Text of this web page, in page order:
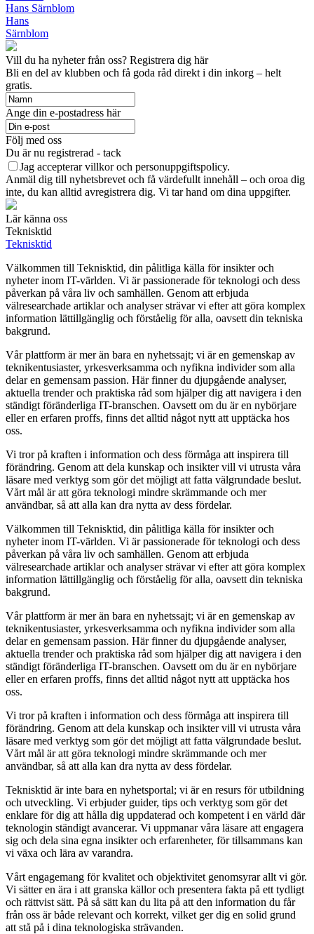
Hans Särnblom
Hans
Särnblom
Vill du ha nyheter från oss? Registrera dig här
Bli en del av klubben och få goda råd direkt i din inkorg – helt
gratis.
Ange din e-postadress här
Följ med oss
Du är nu registrerad - tack
Jag accepterar villkor och personuppgiftspolicy.
Anmäl dig till nyhetsbrevet och få värdefullt innehåll – och oroa dig
inte, du kan alltid avregistrera dig. Vi tar hand om dina uppgifter.
Lär känna oss
Teknisktid
Teknisktid
Välkommen till Teknisktid, din pålitliga källa för insikter och
nyheter inom IT-världen. Vi är passionerade för teknologi och dess
påverkan på våra liv och samhällen. Genom att erbjuda
välresearchade artiklar och analyser strävar vi efter att göra komplex
information lättillgänglig och förståelig för alla, oavsett din tekniska
bakgrund.
Vår plattform är mer än bara en nyhetssajt; vi är en gemenskap av
teknikentusiaster, yrkesverksamma och nyfikna individer som alla
delar en gemensam passion. Här finner du djupgående analyser,
aktuella trender och praktiska råd som hjälper dig att navigera i den
ständigt föränderliga IT-branschen. Oavsett om du är en nybörjare
eller en erfaren proffs, finns det alltid något nytt att upptäcka hos
oss.
Vi tror på kraften i information och dess förmåga att inspirera till
förändring. Genom att dela kunskap och insikter vill vi utrusta våra
läsare med verktyg som gör det möjligt att fatta välgrundade beslut.
Vårt mål är att göra teknologi mindre skrämmande och mer
användbar, så att alla kan dra nytta av dess fördelar.
Välkommen till Teknisktid, din pålitliga källa för insikter och
nyheter inom IT-världen. Vi är passionerade för teknologi och dess
påverkan på våra liv och samhällen. Genom att erbjuda
välresearchade artiklar och analyser strävar vi efter att göra komplex
information lättillgänglig och förståelig för alla, oavsett din tekniska
bakgrund.
Vår plattform är mer än bara en nyhetssajt; vi är en gemenskap av
teknikentusiaster, yrkesverksamma och nyfikna individer som alla
delar en gemensam passion. Här finner du djupgående analyser,
aktuella trender och praktiska råd som hjälper dig att navigera i den
ständigt föränderliga IT-branschen. Oavsett om du är en nybörjare
eller en erfaren proffs, finns det alltid något nytt att upptäcka hos
oss.
Vi tror på kraften i information och dess förmåga att inspirera till
förändring. Genom att dela kunskap och insikter vill vi utrusta våra
läsare med verktyg som gör det möjligt att fatta välgrundade beslut.
Vårt mål är att göra teknologi mindre skrämmande och mer
användbar, så att alla kan dra nytta av dess fördelar.
Teknisktid är inte bara en nyhetsportal; vi är en resurs för utbildning
och utveckling. Vi erbjuder guider, tips och verktyg som gör det
enklare för dig att hålla dig uppdaterad och kompetent i en värld där
teknologin ständigt avancerar. Vi uppmanar våra läsare att engagera
sig och dela sina egna insikter och erfarenheter, för tillsammans kan
vi växa och lära av varandra.
Vårt engagemang för kvalitet och objektivitet genomsyrar allt vi gör.
Vi sätter en ära i att granska källor och presentera fakta på ett tydligt
och rättvist sätt. På så sätt kan du lita på att den information du får
från oss är både relevant och korrekt, vilket ger dig en solid grund
att stå på i dina teknologiska strävanden.